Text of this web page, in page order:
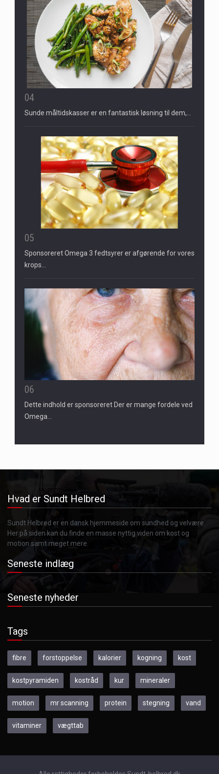
04
Sunde måltidskasser er en fantastisk løsning til dem,…
05
Sponsoreret Omega 3 fedtsyrer er afgørende for vores
krops…
06
Dette indhold er sponsoreret Der er mange fordele ved
Omega…
Hvad er Sundt Helbred
Sundt Helbred er en dansk hjemmeside om sundhed og velvære.
Her på siden kan du finde en masse nyttig viden om kost og
motion samt meget mere.
Seneste indlæg
Seneste nyheder
Tags
fibre forstoppelse kalorier kogning kost
kostpyramiden kostråd kur mineraler
motion mr scanning protein stegning vand
vitaminer vægttab